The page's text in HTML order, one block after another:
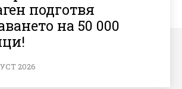
подготвя
на 50 000
2026